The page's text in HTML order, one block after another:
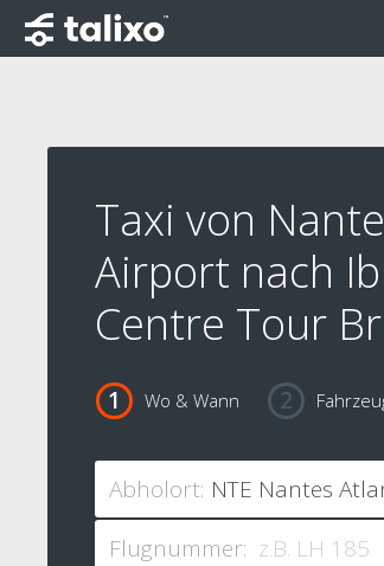
Taxi von
Airport nach
Centre Tour
Wo & Wann
Abholort:
Flugnummer: